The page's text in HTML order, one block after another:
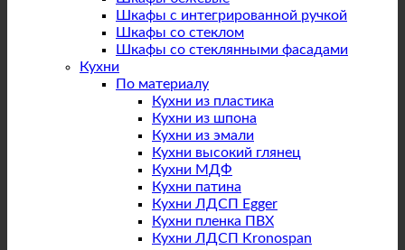
Шкафы с интегрированной ручкой
Шкафы со стеклом
Шкафы со стеклянными фасадами
Кухни
По материалу
Кухни из пластика
Кухни из шпона
Кухни из эмали
Кухни высокий глянец
Кухни МДФ
Кухни патина
Кухни ЛДСП Egger
Кухни пленка ПВХ
Кухни ЛДСП Kronospan